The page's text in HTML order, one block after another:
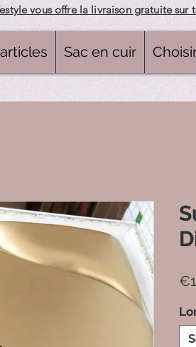
vous offre la livraison gratuite sur
Sac en cuir